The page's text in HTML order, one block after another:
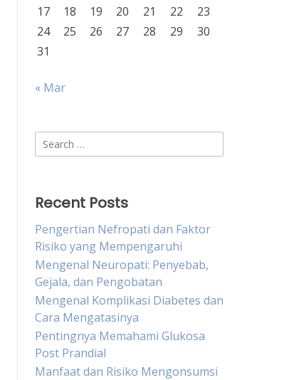
17
18 19 20 21 22
23
24
25 26 27 28 29
30
31
« Mar
Search
for:
Recent Posts
Pengertian Nefropati dan Faktor
Risiko yang Mempengaruhi
Mengenal Neuropati: Penyebab,
Gejala, dan Pengobatan
Mengenal Komplikasi Diabetes dan
Cara Mengatasinya
Pentingnya Memahami Glukosa
Post Prandial
Manfaat dan Risiko Mengonsumsi